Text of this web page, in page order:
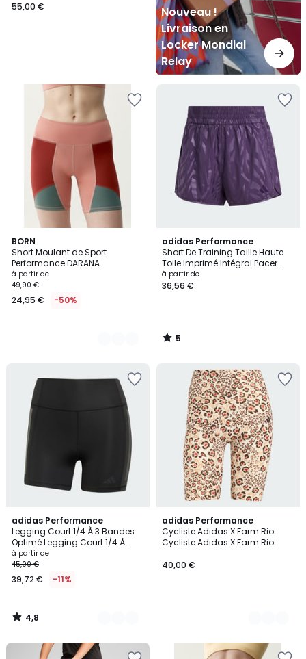
55,00 €
Nouveau !
Livraison en
Locker Mondial
Relay
BORN
Short Moulant de Sport
Performance DARANA
à partir de
49,90 €
24,95 € -50%
2
Couleurs
adidas Performance
Short De Training Taille Haute
Toile Imprimé Intégral Pacer
Short De Training Taille Haute
Toile Imprimé Intégral Pacer
à partir de
36,56 €
5
/
5
5
/
adidas Performance
Legging Court 1/4 À 3 Bandes
Optimé Legging Court 1/4 À
3 Bandes Optimé
à partir de
45,00 €
39,72 € -11%
4,8
/ 5
2
Couleurs
4,8
/
adidas Performance
Cycliste Adidas X Farm Rio
Cycliste Adidas X Farm Rio
40,00 €
2
Couleurs